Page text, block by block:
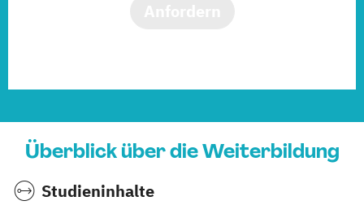
Überblick über die Weiterbildung
Studieninhalte